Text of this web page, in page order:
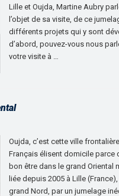
Lille et Oujda, Martine Aubry
l’objet de sa visite, de ce
différents projets qui y sont
d’abord, pouvez-vous nous
votre visite à …
Oujda, c’est cette ville
Français élisent domicile parce
bon être dans le grand Oriental
liée depuis 2005 à Lille
grand Nord, par un jumelage